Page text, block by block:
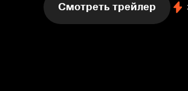
Смотреть трейлер